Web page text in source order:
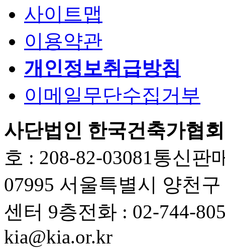
사이트맵
이용약관
개인정보취급방침
이메일무단수집거부
사단법인 한국건축가협회
호 : 208-82-03081 통신판
07995 서울특별시 양천
센터 9층전화 : 02-744-
kia@kia.or.kr